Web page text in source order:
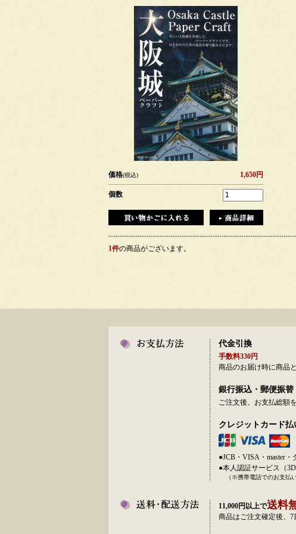
価格(税込) 1,650円
個数
1件の商品がございます。
代金引換
手数料330円
商品のお届け時に商品
銀行振込・郵便振替
ご注文後、お支払総額
クレジットカード払
●JCB・VISA・master
●本人認証サービス（
（※携帯電話でのお支払
11,000円以上で送料
商品はご注文確定後、7